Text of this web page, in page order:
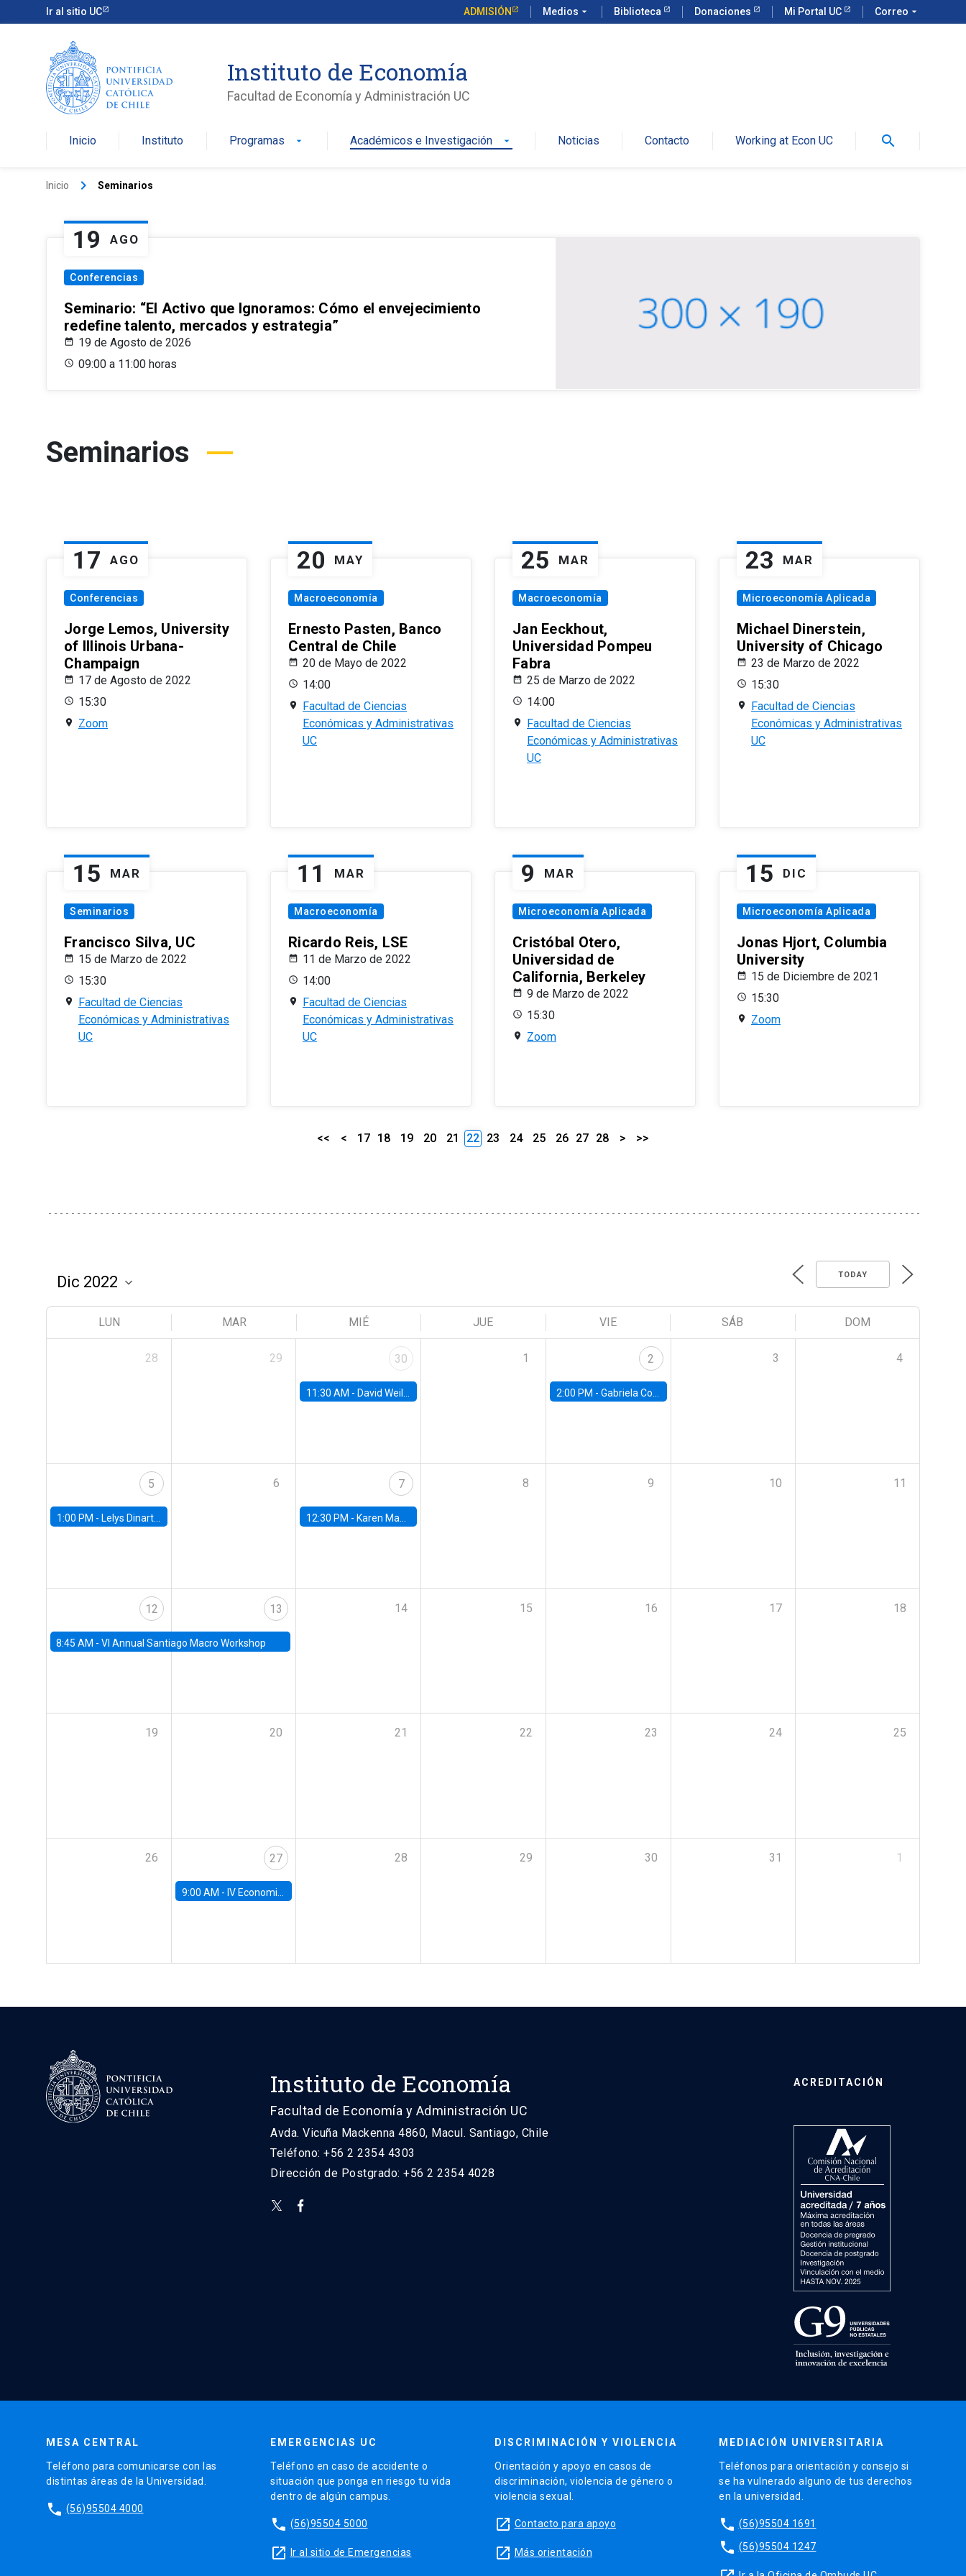
Ir al sitio UC ADMISIÓN Medios arrow_drop_down Biblioteca Donaciones Mi Portal UC Correo arrow_drop_down
Instituto de Economía
Facultad de Economía y Administración UC
Inicio Instituto Programas arrow_drop_down Académicos e Investigación arrow_drop_down Noticias Contacto Working at Econ UC search
Inicio keyboard_arrow_right Seminarios
19 AGO
Conferencias
Seminario: “El Activo que Ignoramos: Cómo el envejecimiento
redefine talento, mercados y estrategia”
19 de Agosto de 2026
09:00 a 11:00 horas
Seminarios
17 AGO
Conferencias
Jorge Lemos, University
of Illinois Urbana-
Champaign
17 de Agosto de 2022
15:30
Zoom
20 MAY
Macroeconomía
Ernesto Pasten, Banco
Central de Chile
20 de Mayo de 2022
14:00
Facultad de Ciencias
Económicas y Administrativas
UC
25 MAR
Macroeconomía
Jan Eeckhout,
Universidad Pompeu
Fabra
25 de Marzo de 2022
14:00
Facultad de Ciencias
Económicas y Administrativas
UC
23 MAR
Microeconomía Aplicada
Michael Dinerstein,
University of Chicago
23 de Marzo de 2022
15:30
Facultad de Ciencias
Económicas y Administrativas
UC
15 MAR
Seminarios
Francisco Silva, UC
15 de Marzo de 2022
15:30
Facultad de Ciencias
Económicas y Administrativas
UC
11 MAR
Macroeconomía
Ricardo Reis, LSE
11 de Marzo de 2022
14:00
Facultad de Ciencias
Económicas y Administrativas
UC
9 MAR
Microeconomía Aplicada
Cristóbal Otero,
Universidad de
California, Berkeley
9 de Marzo de 2022
15:30
Zoom
15 DIC
Microeconomía Aplicada
Jonas Hjort, Columbia
University
15 de Diciembre de 2021
15:30
Zoom
<< < 17 18 19 20 21 22 23 24 25 26 27 28 > >>
TODAY
LUN MAR MIÉ JUE VIE SÁB DOM
28 29 30
11:30 AM - David Weil, Brown University
1 2
2:00 PM - Gabriela Contreras, Banco Central de Chile y UC
3 4
5
1:00 PM - Lelys Dinarte, Banco Mundial
6 7
12:30 PM - Karen Macours, Paris School of Economics
8 9 10 11
12
8:45 AM - VI Annual Santiago Macro Workshop
13 14 15 16 17 18
19 20 21 22 23 24 25
26 27
9:00 AM - IV Economics Alumni Workshop
28 29 30 31 1
Instituto de Economía
Facultad de Economía y Administración UC
Avda. Vicuña Mackenna 4860, Macul. Santiago, Chile
Teléfono: +56 2 2354 4303
Dirección de Postgrado: +56 2 2354 4028
ACREDITACIÓN
MESA CENTRAL
Teléfono para comunicarse con las
distintas áreas de la Universidad.
phone (56)95504 4000
EMERGENCIAS UC
Teléfono en caso de accidente o
situación que ponga en riesgo tu vida
dentro de algún campus.
phone (56)95504 5000
launch Ir al sitio de Emergencias
DISCRIMINACIÓN Y VIOLENCIA
Orientación y apoyo en casos de
discriminación, violencia de género o
violencia sexual.
launch Contacto para apoyo
launch Más orientación
MEDIACIÓN UNIVERSITARIA
Teléfonos para orientación y consejo si
se ha vulnerado alguno de tus derechos
en la universidad.
phone (56)95504 1691
phone (56)95504 1247